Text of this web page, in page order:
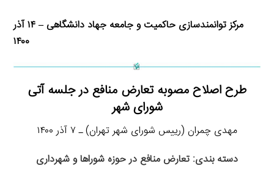
مرکز توانمندسازی حاکمیت و جامعه جهاد دانشگاهی – ۱۴ آذر
۱۴۰۰
طرح اصلاح مصوبه تعارض منافع در جلسه آتی
شورای شهر
مهدی چمران (رییس شورای شهر تهران) ـ ۷ آذر ۱۴۰۰
دسته بندی: تعارض منافع در حوزه شوراها و شهرداری